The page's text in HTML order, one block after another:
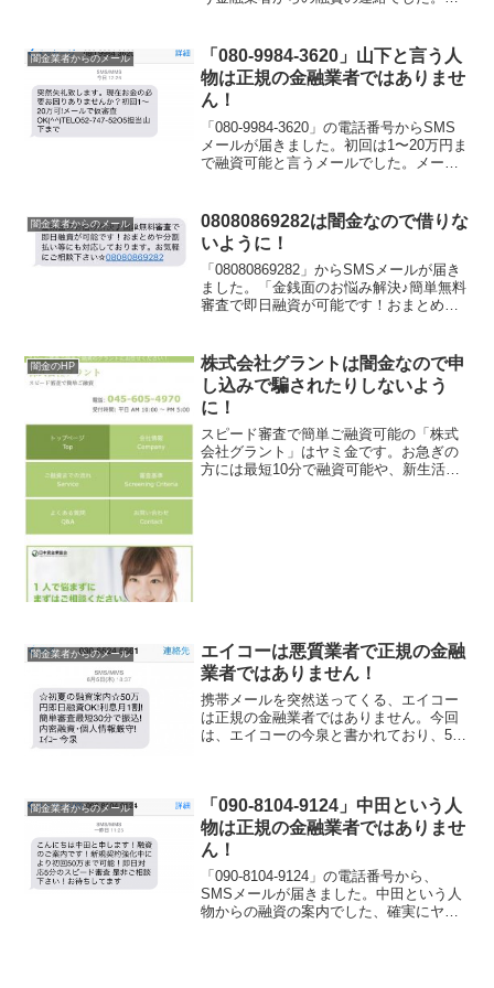
闇金業者からのメール
「080-9984-3620」山下と言う人
物は正規の金融業者ではありませ
ん！
「080-9984-3620」の電話番号からSMS
メールが届きました。初回は1〜20万円ま
で融資可能と言うメールでした。メール
闇金業者からのメール
08080869282は闇金なので借りな
いように！
「08080869282」からSMSメールが届き
ました。「金銭面のお悩み解決♪簡単無料
審査で即日融資が可能です！おまとめや
う勧誘メールでした。ヤミ金なので絶
対...
闇金のHP
株式会社グラントは闇金なので申
し込みで騙されたりしないよう
に！
スピード審査で簡単ご融資可能の「株式
会社グラント」はヤミ金です。お急ぎの
方には最短10分で融資可能や、新生活応
闇金業者からのメール
エイコーは悪質業者で正規の金融
業者ではありません！
携帯メールを突然送ってくる、エイコー
は正規の金融業者ではありません。今回
は、エイコーの今泉と書かれており、50
闇金業者からのメール
「090-8104-9124」中田という人
物は正規の金融業者ではありませ
ん！
「090-8104-9124」の電話番号から、
SMSメールが届きました。中田という人
物からの融資の案内でした、確実にヤミ